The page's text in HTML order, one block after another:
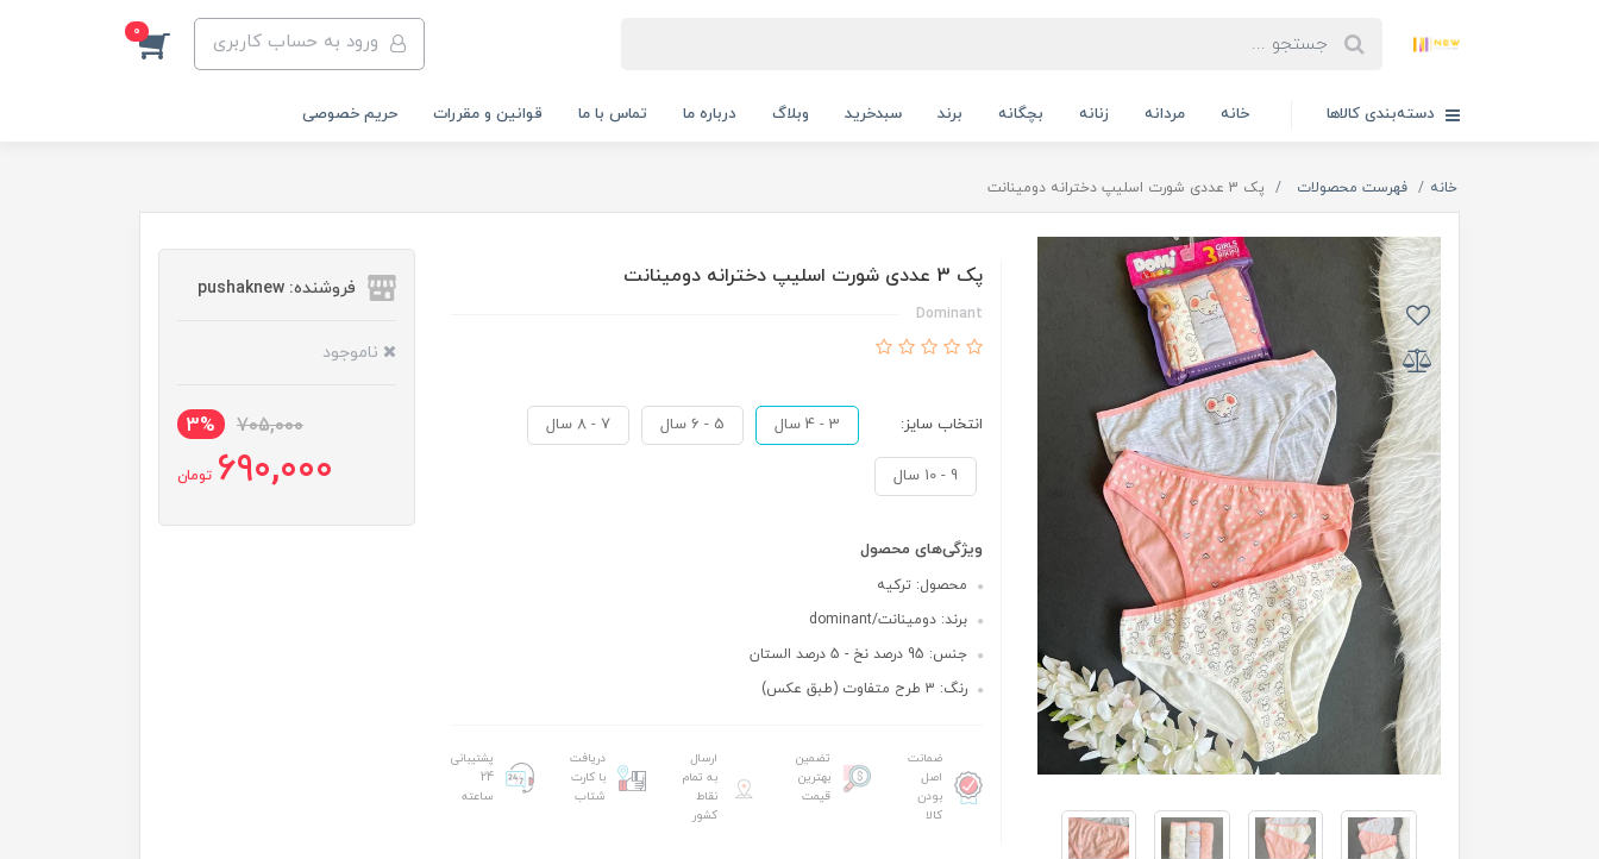
ورود به حساب کاربری 0
دسته‌بندی کالاها خانه مردانه زنانه بچگانه برند سبدخرید وبلاگ درباره ما تماس با ما قوانین و مقررات حریم خصوصی
خانه فهرست محصولات پک 3 عددی شورت اسلیپ دخترانه دومینانت
پک 3 عددی شورت اسلیپ دخترانه دومینانت
Dominant
انتخاب سایز: 3 - 4 سال 5 - 6 سال 7 - 8 سال
9 - 10 سال
ویژگی‌های محصول
محصول: ترکیه
برند: دومینانت/dominant
جنس: 95 درصد نخ - 5 درصد الستان
رنگ: 3 طرح متفاوت (طبق عکس)
ضمانت
اصل
بودن
کالا
تضمین
بهترین
قیمت
ارسال
به تمام
نقاط
کشور
دریافت
با کارت
شتاب
پشتیبانی
24
ساعته
فروشنده: pushaknew
ناموجود
705,000
3%
690,000 تومان